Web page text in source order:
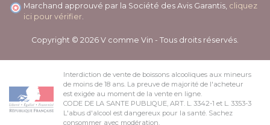
Marchand approuvé par la Société des Avis Garantis, cliquez
ici pour vérifier
Copyright © 2026 V comme Vin - Tous droits réservés.
Interdiction de vente de boissons alcooliques aux mineurs
de moins de 18 ans. La preuve de majorité de l'acheteur
est exigée au moment de la vente en ligne.
CODE DE LA SANTE PUBLIQUE, ART. L. 3342-1 et L. 3353-3
L'abus d'alcool est dangereux pour la santé. Sachez
consommer avec modération.